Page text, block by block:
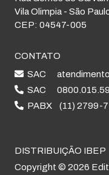
Vila Olimpia - São
CEP: 04547-005
CONTATO
SAC
SAC
PABX (11) 2799-
DISTRIBUIÇÃO IBEP
Copyright © 2026